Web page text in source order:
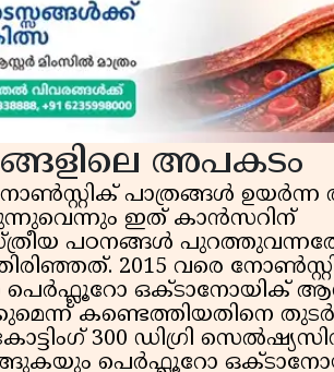
അപകടം
പാത്രങ്ങൾ ഉയർന്ന
ഇത് കാൻസറിന്
പഠനങ്ങൾ
2015 വരെ
പെർഫ്ലൂറോ ഒക്‌ടാനോയിക്
കണ്ടെത്തിയതിനെ
300 ഡിഗ്രി
പെർഫ്ലൂറോ